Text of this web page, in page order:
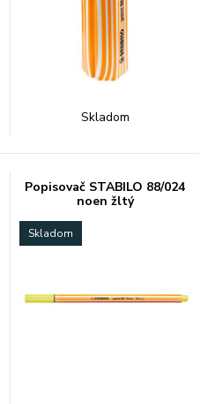
Skladom
Popisovač STABILO 88/024
noen žltý
Skladom